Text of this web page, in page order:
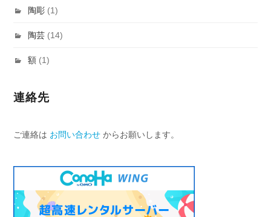
陶彫 (1)
陶芸 (14)
額 (1)
連絡先
ご連絡は お問い合わせ からお願いします。